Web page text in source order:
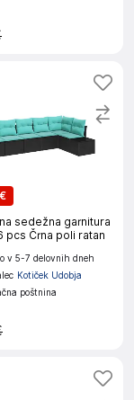
sedežna garnitura
pcs Črna poli ratan
v 5-7 delovnih dneh
Kotiček Udobja
poštnina